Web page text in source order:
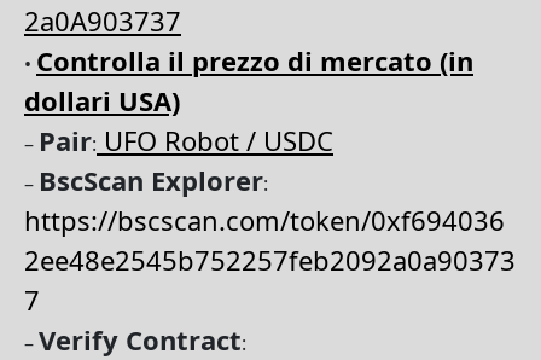
2a0A903737
• Controlla il prezzo di mercato (in
dollari USA)
– Pair: UFO Robot / USDC
– BscScan Explorer:
https://bscscan.com/token/0xf694036
2ee48e2545b752257feb2092a0a90373
7
–Verify Contract: